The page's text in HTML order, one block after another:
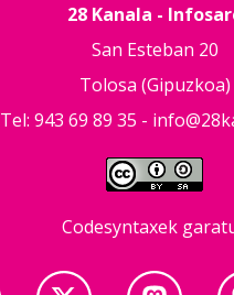
28 Kanala -
San Esteban 20
Tolosa (Gipuzkoa)
Tel: 943 69 89 35 -
Codesyntaxek